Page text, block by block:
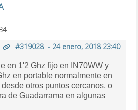
#319028- 24 enero, 2018 23:40
en 1'2 Ghz fijo en IN70WW y
en portable normalmente en
desde otros puntos cercanos, o
de Guadarrama en algunas